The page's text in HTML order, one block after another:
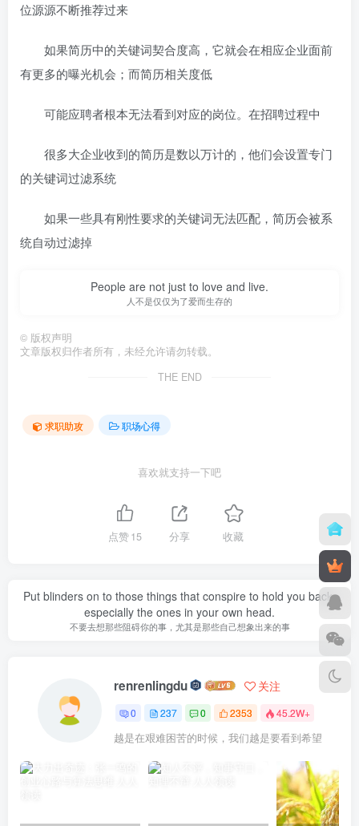
位源源不断推荐过来
如果简历中的关键词契合度高，它就会在相应企业面前
有更多的曝光机会；而简历相关度低
可能应聘者根本无法看到对应的岗位。在招聘过程中
很多大企业收到的简历是数以万计的，他们会设置专门
的关键词过滤系统
如果一些具有刚性要求的关键词无法匹配，简历会被系
统自动过滤掉
People are not just to love and live.
人不是仅仅为了爱而生存的
© 版权声明
文章版权归作者所有，未经允许请勿转载。
THE END
求职助攻 职场心得
喜欢就支持一下吧
点赞15 分享 收藏
Put blinders on to those things that conspire to hold you back,
especially the ones in your own head.
不要去想那些阻碍你的事，尤其是那些自己想象出来的事
renrenlingdu 关注
0 237 0 2353 45.2W+
越是在艰难困苦的时候，我们越是要看到希望